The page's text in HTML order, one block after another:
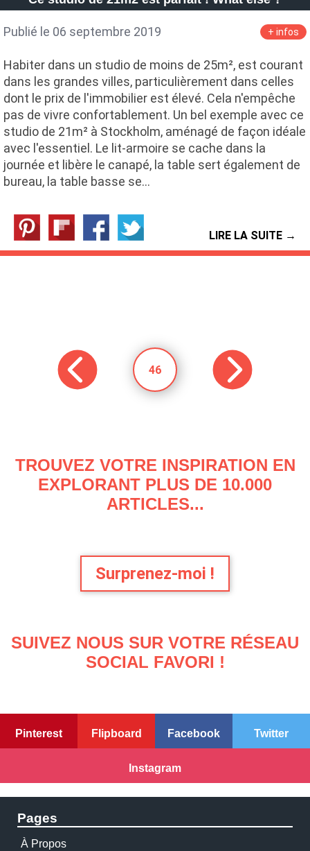
Publié le 06 septembre 2019 + infos
Habiter dans un studio de moins de 25m², est courant
dans les grandes villes, particulièrement dans celles
dont le prix de l'immobilier est élevé. Cela n'empêche
pas de vivre confortablement. Un bel exemple avec ce
studio de 21m² à Stockholm, aménagé de façon idéale
avec l'essentiel. Le lit-armoire se cache dans la
journée et libère le canapé, la table sert également de
bureau, la table basse se…
LIRE LA SUITE →
46
TROUVEZ VOTRE INSPIRATION EN
EXPLORANT PLUS DE 10.000
ARTICLES...
Surprenez-moi !
SUIVEZ NOUS SUR VOTRE RÉSEAU
SOCIAL FAVORI !
Pinterest Flipboard Facebook Twitter
Instagram
Pages
À Propos